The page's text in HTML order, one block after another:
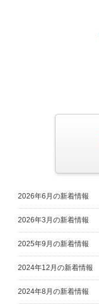
2026年6月の新着情報
2026年3月の新着情報
2025年9月の新着情報
2024年12月の新着情報
2024年8月の新着情報